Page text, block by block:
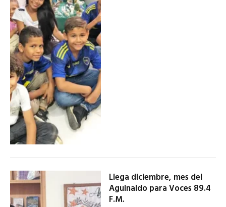
Llega diciembre, mes del
Aguinaldo para Voces 89.4
F.M.